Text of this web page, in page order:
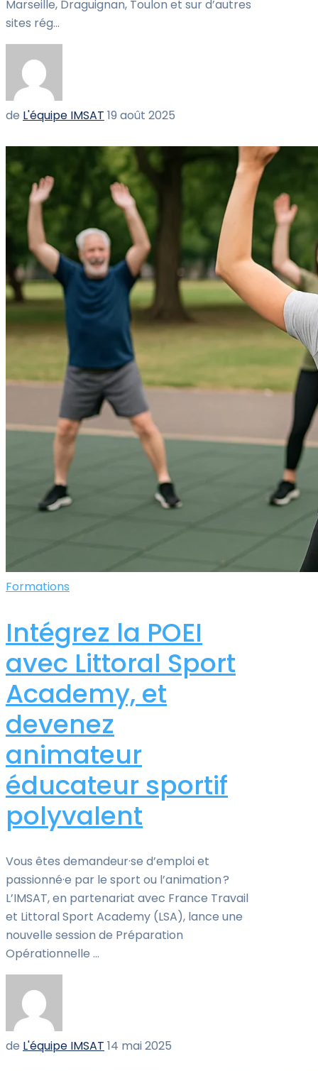
Marseille, Draguignan, Toulon et sur d’autres
sites rég...
de L'équipe IMSAT 19 août 2025
Formations
Intégrez la POEI
avec Littoral Sport
Academy, et
devenez
animateur
éducateur sportif
polyvalent
Vous êtes demandeur·se d’emploi et
passionné·e par le sport ou l’animation ?
L’IMSAT, en partenariat avec France Travail
et Littoral Sport Academy (LSA), lance une
nouvelle session de Préparation
Opérationnelle ...
de L'équipe IMSAT 14 mai 2025